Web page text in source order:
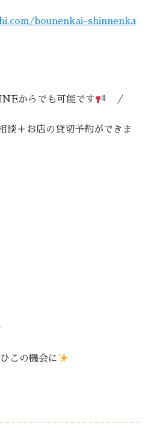
bounenkai-shinnenka
からでも可能です ／
＋お店の貸切予約ができま
この機会に